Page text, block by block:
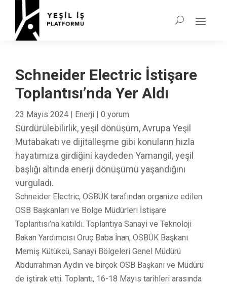
Schneider Electric İstişare
Toplantısı’nda Yer Aldı
23 Mayıs 2024 | Enerji | 0 yorum
Sürdürülebilirlik, yeşil dönüşüm, Avrupa Yeşil
Mutabakatı ve dijitalleşme gibi konuların hızla
hayatımıza girdiğini kaydeden Yamangil, yeşil
başlığı altında enerji dönüşümü yaşandığını
vurguladı.
Schneider Electric, OSBÜK tarafından organize edilen
OSB Başkanları ve Bölge Müdürleri İstişare
Toplantısı’na katıldı. Toplantıya Sanayi ve Teknoloji
Bakan Yardımcısı Oruç Baba İnan, OSBÜK Başkanı
Memiş Kütükcü, Sanayi Bölgeleri Genel Müdürü
Abdurrahman Aydın ve birçok OSB Başkanı ve Müdürü
de iştirak etti. Toplantı, 16-18 Mayıs tarihleri arasında